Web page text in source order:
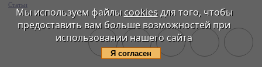
Статьи
Мы используем файлы cookiesдля того, чтобы
предоставить вам больше возможностей при
использовании нашего сайта